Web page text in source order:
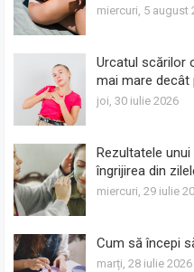
miercuri, 5 august
Urcatul scărilor
mai mare decât
joi, 30 iulie 2026
Rezultatele
îngrijirea din
miercuri, 29 iulie
Cum să începi
marți, 28 iulie 2026